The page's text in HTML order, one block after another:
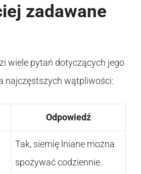
zadawane
wiele pytań dotyczących jego
najczęstszych wątpliwości:
Odpowiedź
Tak, siemię lniane można
spożywać codziennie.